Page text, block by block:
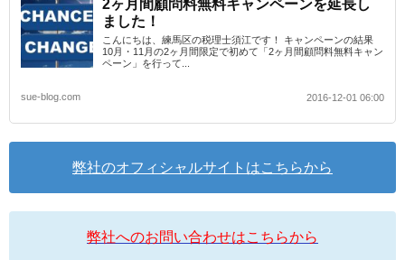
2ヶ月間顧問料無料キャンペーンを延長し
ました！
こんにちは、練馬区の税理士須江です！ キャンペーンの結果
10月・11月の2ヶ月間限定で初めて「2ヶ月間顧問料無料キャン
ペーン」を行って...
sue-blog.com 2016-12-01 06:00
弊社のオフィシャルサイトはこちらから
弊社へのお問い合わせはこちらから